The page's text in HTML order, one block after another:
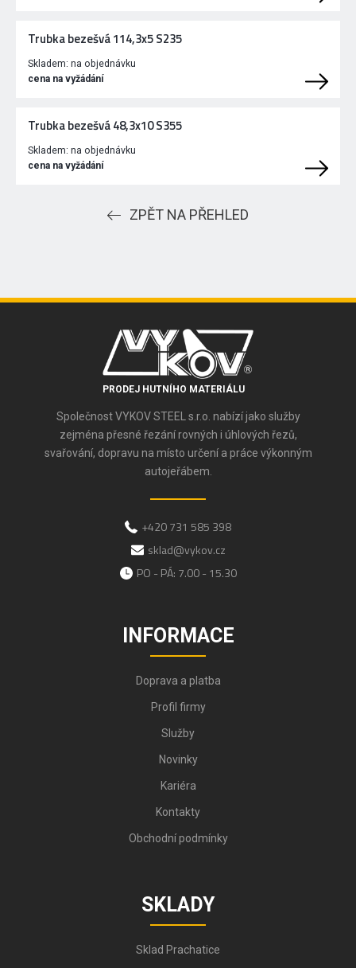
Trubka bezešvá 114,3x5 S235
Skladem: na objednávku
cena na vyžádání
Trubka bezešvá 48,3x10 S355
Skladem: na objednávku
cena na vyžádání
ZPĚT NA PŘEHLED
PRODEJ HUTNÍHO MATERIÁLU
Společnost VYKOV STEEL s.r.o. nabízí jako služby
zejména přesné řezání rovných i úhlových řezů,
svařování, dopravu na místo určení a práce výkonným
autojeřábem.
+420 731 585 398
sklad@vykov.cz
PO - PÁ: 7.00 - 15.30
INFORMACE
Doprava a platba
Profil firmy
Služby
Novinky
Kariéra
Kontakty
Obchodní podmínky
SKLADY
Sklad Prachatice